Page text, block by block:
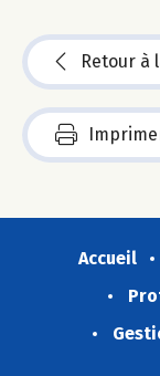
Retour à
Accueil